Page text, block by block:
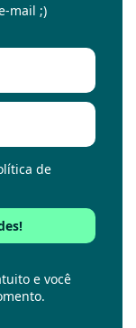
mail ;)
de
e você